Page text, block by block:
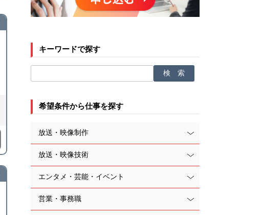
キーワードで探す
希望条件から仕事を探す
放送・映像制作
放送・映像技術
エンタメ・芸能・イベント
営業・事務職